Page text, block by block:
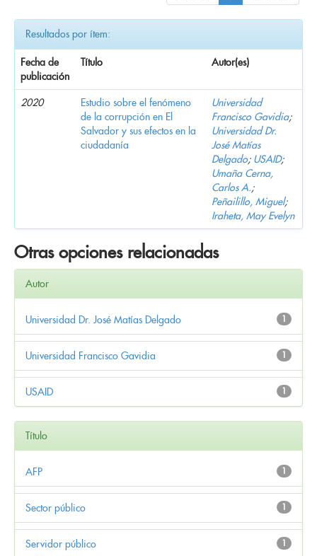
Resultados por ítem:
Fecha de
publicación
Título Autor(es)
2020
Estudio sobre el fenómeno
de la corrupción en El
Salvador y sus efectos en la
ciudadanía
Universidad
Francisco Gavidia;
Universidad Dr.
José Matías
Delgado; USAID;
Umaña Cerna,
Carlos A.;
Peñailillo, Miguel;
Iraheta, May Evelyn
Otras opciones relacionadas
Autor
1
Universidad Dr. José Matías Delgado
1
Universidad Francisco Gavidia
1
USAID
Título
1
AFP
1
Sector público
1
Servidor público